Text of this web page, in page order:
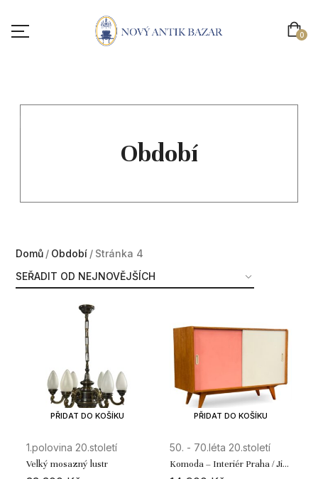
0
Období
Domů Období Stránka 4
PŘIDAT DO KOŠÍKU
1.polovina 20.století
Velký mosazný lustr
PŘIDAT DO KOŠÍKU
50. - 70.léta 20.století
Komoda – Interiér Praha / Jiří